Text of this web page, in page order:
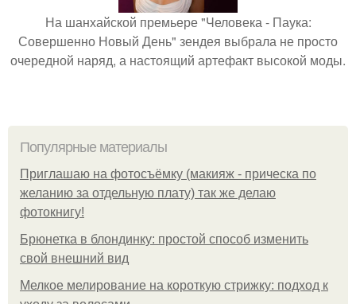
На шанхайской премьере "Человека - Паука:
Совершенно Новый День" зендея выбрала не просто
очередной наряд, а настоящий артефакт высокой моды.
Популярные материалы
Приглашаю на фотосъёмку (макияж - прическа по
желанию за отдельную плату) так же делаю
фотокнигу!
Брюнетка в блондинку: простой способ изменить
свой внешний вид
Мелкое мелирование на короткую стрижку: подход к